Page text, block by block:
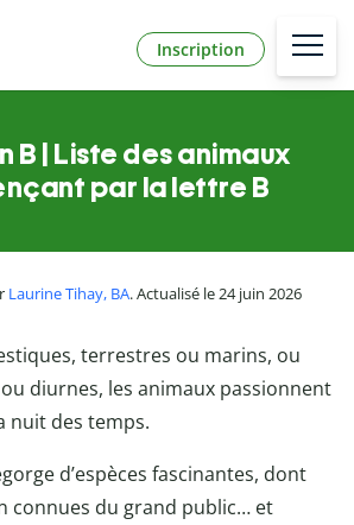
Inscription
B | Liste des animaux
par la lettre B
Laurine Tihay, BA. Actualisé le 24 juin 2026
terrestres ou marins, ou
diurnes, les animaux passionnent
nuit des temps.
d’espèces fascinantes, dont
connues du grand public… et